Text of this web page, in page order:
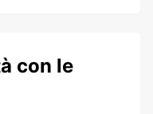
con le